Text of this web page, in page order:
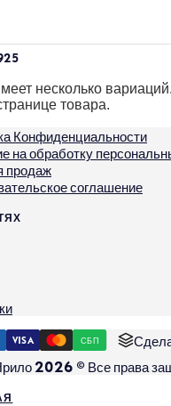
несколько
товара.
Конфиденциальности
на обработку
продаж
соглашение
VISA СБП
2026 © Все права